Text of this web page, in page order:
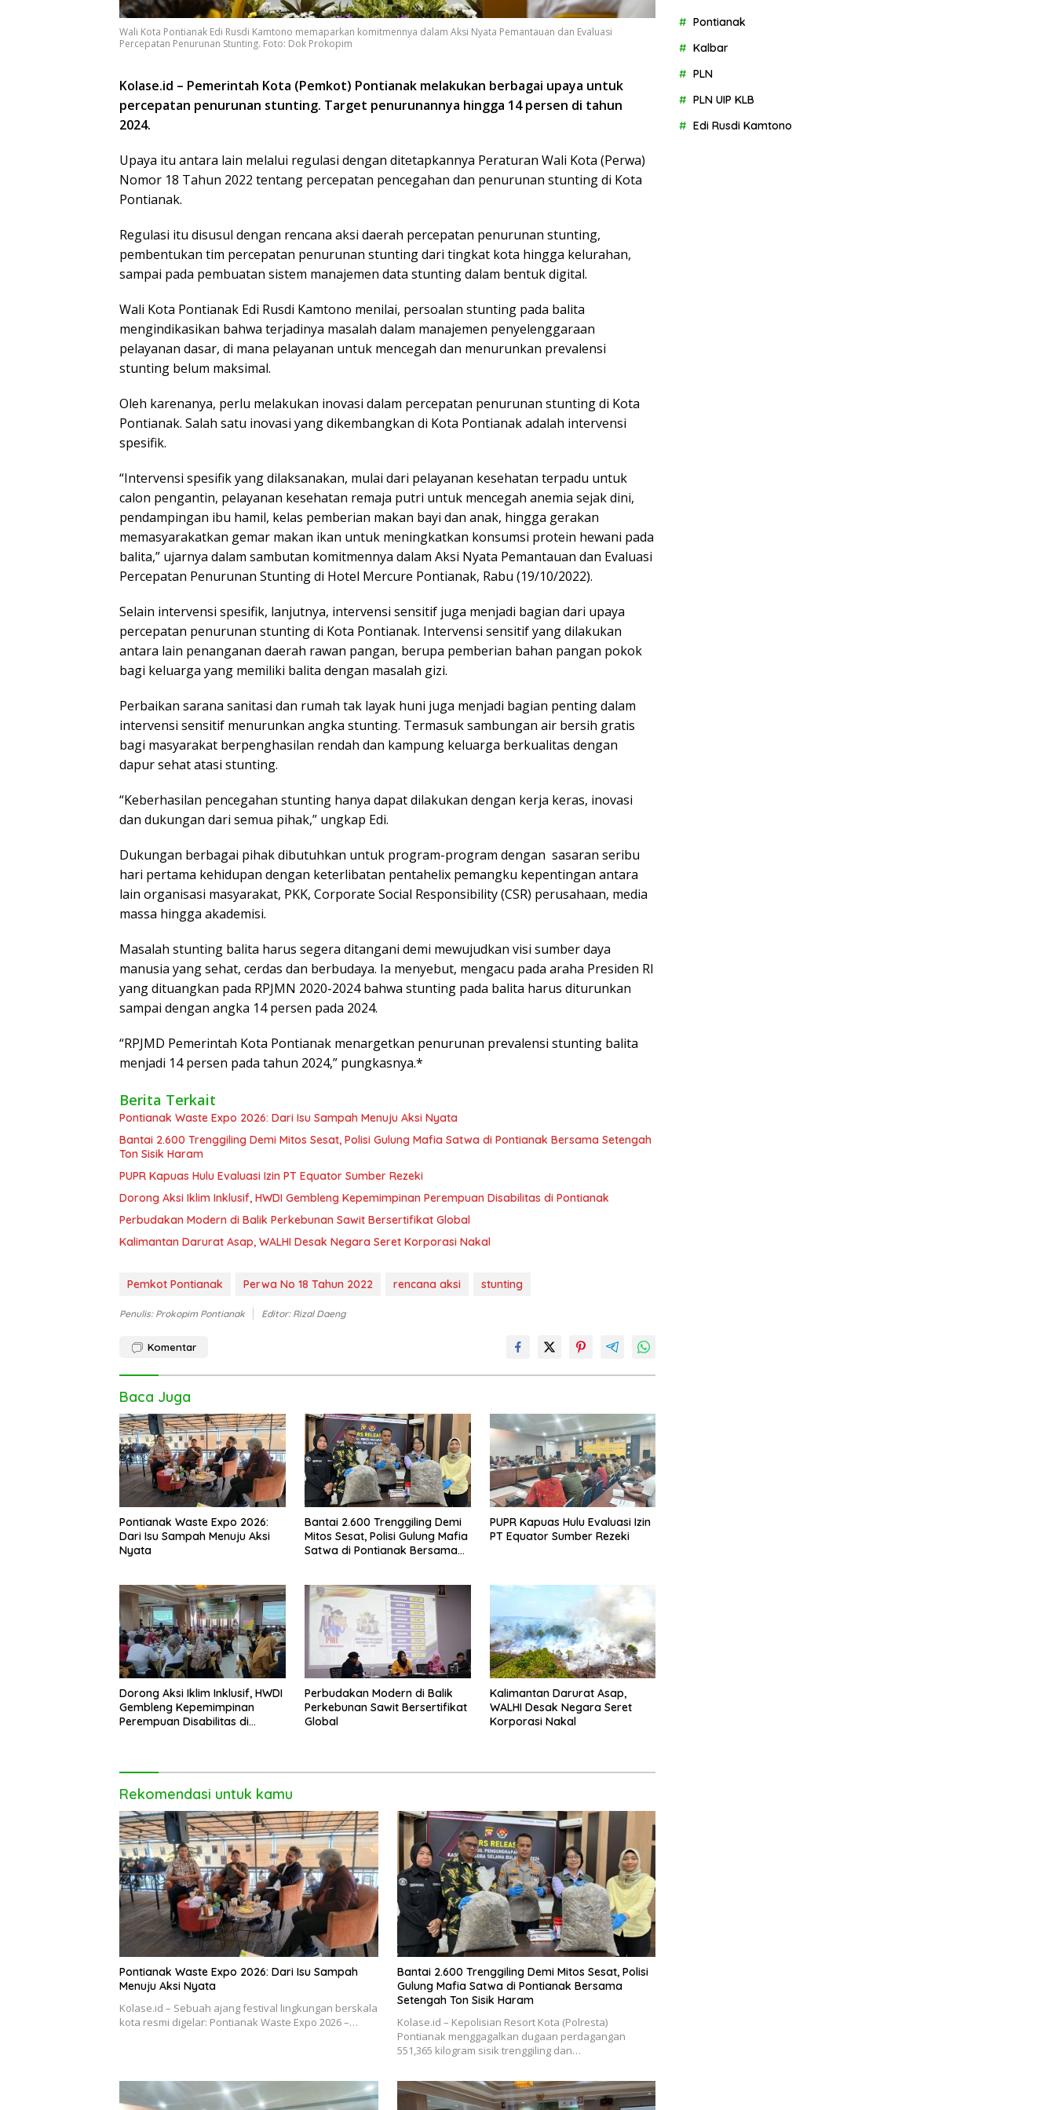
Wali Kota Pontianak Edi Rusdi Kamtono memaparkan komitmennya dalam Aksi Nyata Pemantauan dan Evaluasi
Percepatan Penurunan Stunting. Foto: Dok Prokopim
Kolase.id – Pemerintah Kota (Pemkot) Pontianak melakukan berbagai upaya untuk
percepatan penurunan stunting. Target penurunannya hingga 14 persen di tahun
2024.
Upaya itu antara lain melalui regulasi dengan ditetapkannya Peraturan Wali Kota (Perwa)
Nomor 18 Tahun 2022 tentang percepatan pencegahan dan penurunan stunting di Kota
Pontianak.
Regulasi itu disusul dengan rencana aksi daerah percepatan penurunan stunting,
pembentukan tim percepatan penurunan stunting dari tingkat kota hingga kelurahan,
sampai pada pembuatan sistem manajemen data stunting dalam bentuk digital.
Wali Kota Pontianak Edi Rusdi Kamtono menilai, persoalan stunting pada balita
mengindikasikan bahwa terjadinya masalah dalam manajemen penyelenggaraan
pelayanan dasar, di mana pelayanan untuk mencegah dan menurunkan prevalensi
stunting belum maksimal.
Oleh karenanya, perlu melakukan inovasi dalam percepatan penurunan stunting di Kota
Pontianak. Salah satu inovasi yang dikembangkan di Kota Pontianak adalah intervensi
spesifik.
“Intervensi spesifik yang dilaksanakan, mulai dari pelayanan kesehatan terpadu untuk
calon pengantin, pelayanan kesehatan remaja putri untuk mencegah anemia sejak dini,
pendampingan ibu hamil, kelas pemberian makan bayi dan anak, hingga gerakan
memasyarakatkan gemar makan ikan untuk meningkatkan konsumsi protein hewani pada
balita,” ujarnya dalam sambutan komitmennya dalam Aksi Nyata Pemantauan dan Evaluasi
Percepatan Penurunan Stunting di Hotel Mercure Pontianak, Rabu (19/10/2022).
Selain intervensi spesifik, lanjutnya, intervensi sensitif juga menjadi bagian dari upaya
percepatan penurunan stunting di Kota Pontianak. Intervensi sensitif yang dilakukan
antara lain penanganan daerah rawan pangan, berupa pemberian bahan pangan pokok
bagi keluarga yang memiliki balita dengan masalah gizi.
Perbaikan sarana sanitasi dan rumah tak layak huni juga menjadi bagian penting dalam
intervensi sensitif menurunkan angka stunting. Termasuk sambungan air bersih gratis
bagi masyarakat berpenghasilan rendah dan kampung keluarga berkualitas dengan
dapur sehat atasi stunting.
“Keberhasilan pencegahan stunting hanya dapat dilakukan dengan kerja keras, inovasi
dan dukungan dari semua pihak,” ungkap Edi.
Dukungan berbagai pihak dibutuhkan untuk program-program dengan sasaran seribu
hari pertama kehidupan dengan keterlibatan pentahelix pemangku kepentingan antara
lain organisasi masyarakat, PKK, Corporate Social Responsibility (CSR) perusahaan, media
massa hingga akademisi.
Masalah stunting balita harus segera ditangani demi mewujudkan visi sumber daya
manusia yang sehat, cerdas dan berbudaya. Ia menyebut, mengacu pada araha Presiden RI
yang dituangkan pada RPJMN 2020-2024 bahwa stunting pada balita harus diturunkan
sampai dengan angka 14 persen pada 2024.
“RPJMD Pemerintah Kota Pontianak menargetkan penurunan prevalensi stunting balita
menjadi 14 persen pada tahun 2024,” pungkasnya.*
Berita Terkait
Pontianak Waste Expo 2026: Dari Isu Sampah Menuju Aksi Nyata
Bantai 2.600 Trenggiling Demi Mitos Sesat, Polisi Gulung Mafia Satwa di Pontianak Bersama Setengah
Ton Sisik Haram
PUPR Kapuas Hulu Evaluasi Izin PT Equator Sumber Rezeki
Dorong Aksi Iklim Inklusif, HWDI Gembleng Kepemimpinan Perempuan Disabilitas di Pontianak
Perbudakan Modern di Balik Perkebunan Sawit Bersertifikat Global
Kalimantan Darurat Asap, WALHI Desak Negara Seret Korporasi Nakal
Pemkot Pontianak Perwa No 18 Tahun 2022 rencana aksi stunting
Penulis: Prokopim Pontianak Editor: Rizal Daeng
Komentar
Baca Juga
Pontianak Waste Expo 2026:
Dari Isu Sampah Menuju Aksi
Nyata
Bantai 2.600 Trenggiling Demi
Mitos Sesat, Polisi Gulung Mafia
Satwa di Pontianak Bersama
PUPR Kapuas Hulu Evaluasi Izin
PT Equator Sumber Rezeki
Dorong Aksi Iklim Inklusif, HWDI
Gembleng Kepemimpinan
Perempuan Disabilitas di
Perbudakan Modern di Balik
Perkebunan Sawit Bersertifikat
Global
Kalimantan Darurat Asap,
WALHI Desak Negara Seret
Korporasi Nakal
Rekomendasi untuk kamu
Pontianak Waste Expo 2026: Dari Isu Sampah
Menuju Aksi Nyata
Kolase.id – Sebuah ajang festival lingkungan berskala
kota resmi digelar: Pontianak Waste Expo 2026 –…
Bantai 2.600 Trenggiling Demi Mitos Sesat, Polisi
Gulung Mafia Satwa di Pontianak Bersama
Setengah Ton Sisik Haram
Kolase.id – Kepolisian Resort Kota (Polresta)
Pontianak menggagalkan dugaan perdagangan
551,365 kilogram sisik trenggiling dan…
Pontianak
Kalbar
PLN
PLN UIP KLB
Edi Rusdi Kamtono